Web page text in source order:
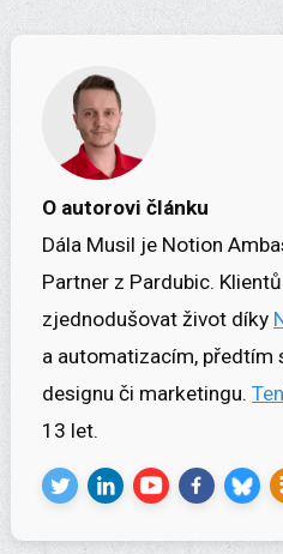
O autorovi článku
Dála Musil je Notion
Partner z Pardubic.
zjednodušovat život díky
a automatizacím, předtím
designu či marketingu.
13 let.